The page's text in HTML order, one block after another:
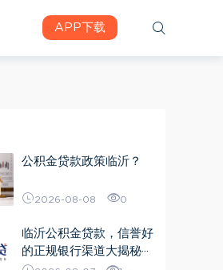
APP下载
公积金贷款政策临沂？
2026-08-08 0
临沂公积金贷款，信誉好
的正规银行渠道大揭秘···